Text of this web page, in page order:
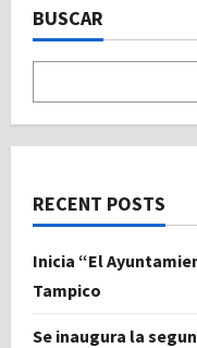
BUSCAR
RECENT POSTS
Inicia “El
Tampico
Se inaugura la